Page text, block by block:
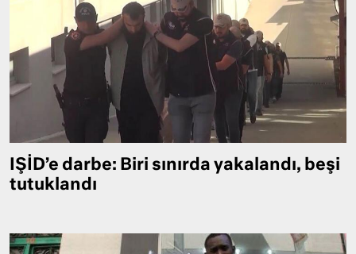
IŞİD’e darbe: Biri sınırda yakalandı, beşi
tutuklandı